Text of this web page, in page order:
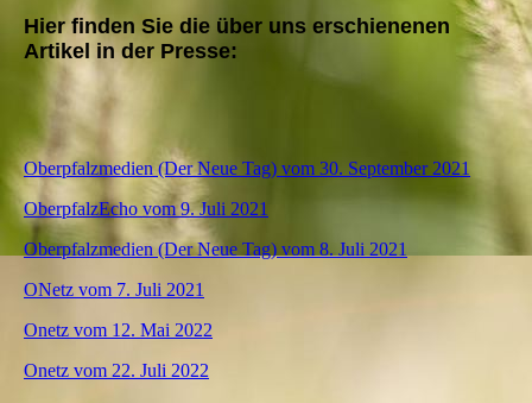
Hier finden Sie die über uns erschienenen
Artikel in der Presse:
Oberpfalzmedien (Der Neue Tag) vom 30. September 2021
OberpfalzEcho vom 9. Juli 2021
Oberpfalzmedien (Der Neue Tag) vom 8. Juli 2021
ONetz vom 7. Juli 2021
Onetz vom 12. Mai 2022
Onetz vom 22. Juli 2022